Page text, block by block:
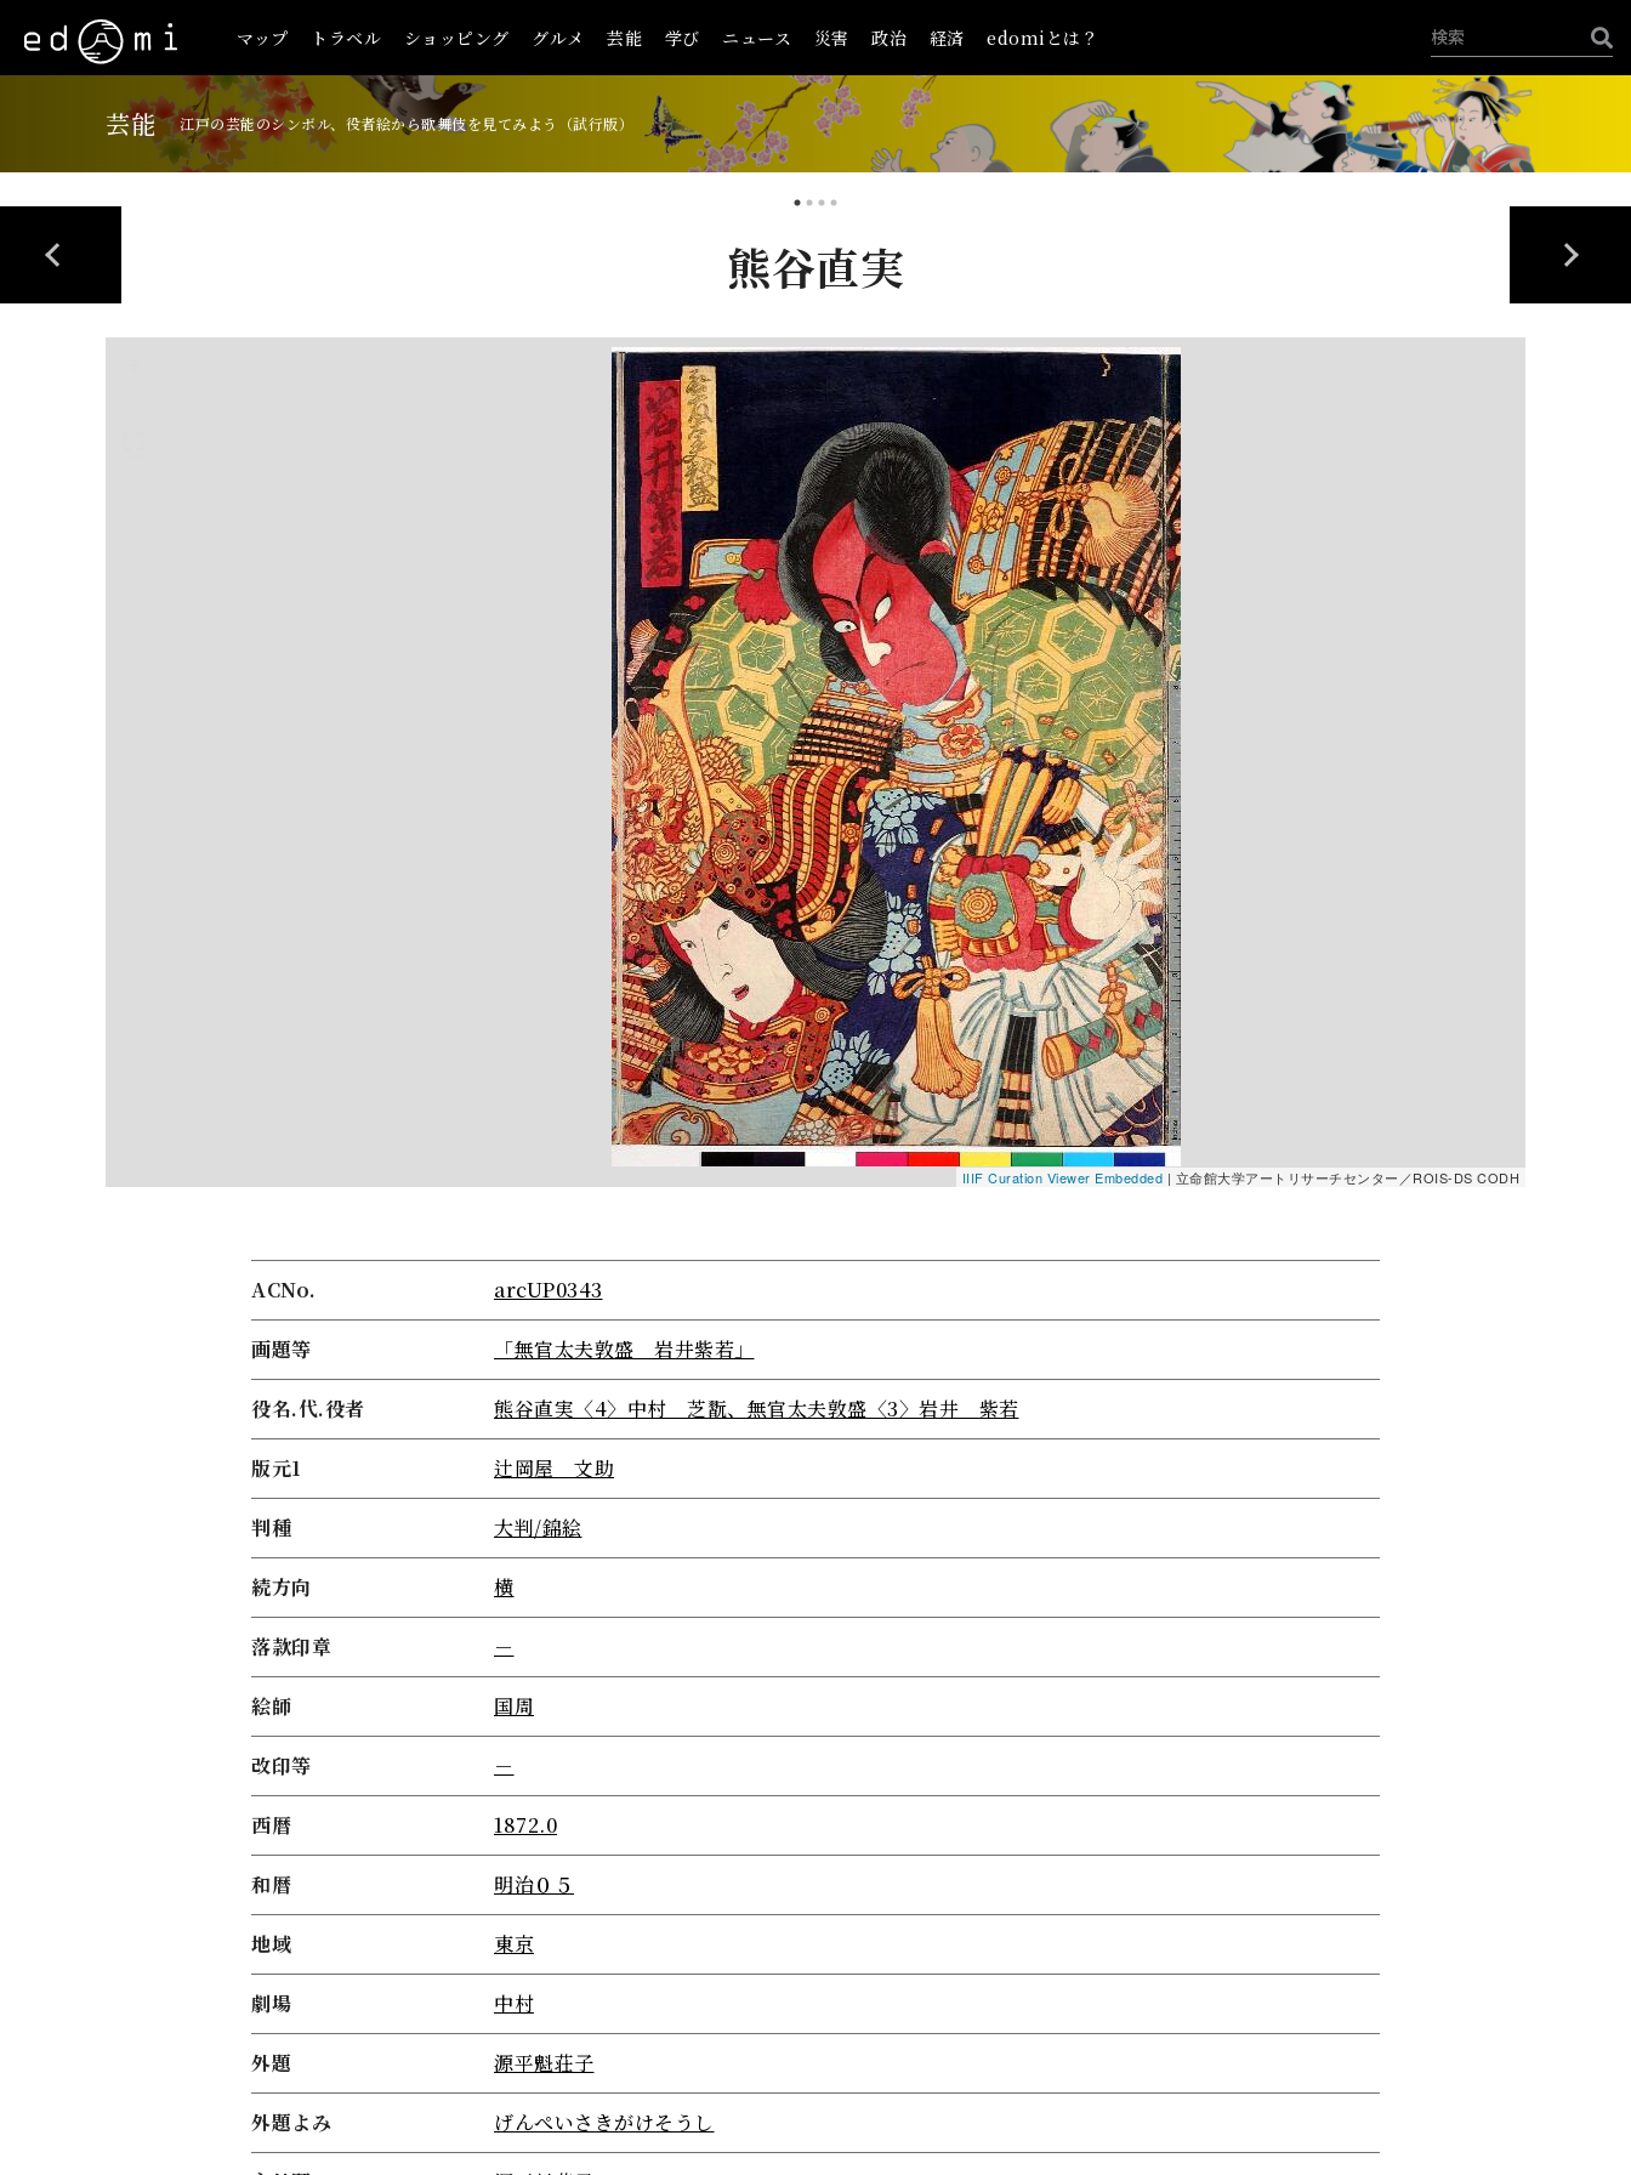
マップ トラベル ショッピング グルメ 芸能 学び ニュース 災害 政治 経済 edomiとは？
芸能 江戸の芸能のシンボル、役者絵から歌舞伎を見てみよう（試行版）
熊谷直実
IIIF Curation Viewer Embedded | 立命館大学アートリサーチセンター／ROIS-DS CODH
ACNo. arcUP0343
画題等 「無官太夫敦盛 岩井紫若」
役名.代.役者 熊谷直実〈4〉中村 芝翫、無官太夫敦盛〈3〉岩井 紫若
版元1 辻岡屋 文助
判種 大判/錦絵
続方向 横
落款印章 －
絵師 国周
改印等 －
西暦 1872.0
和暦 明治０５
地域 東京
劇場 中村
外題 源平魁荘子
外題よみ げんぺいさきがけそうし